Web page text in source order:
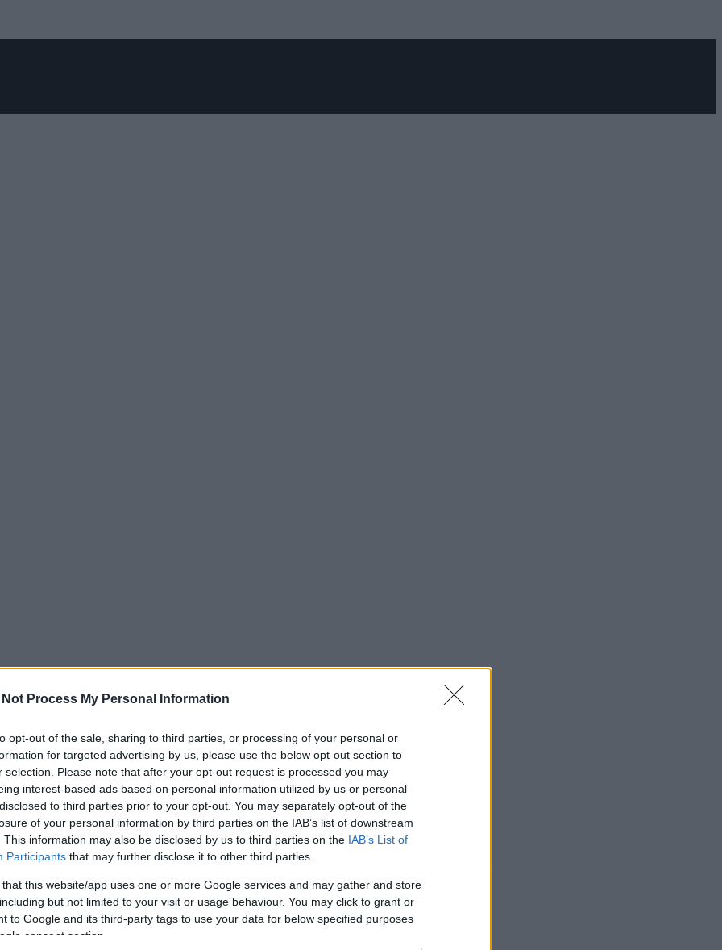
Not Process My Personal Information
opt-out of the sale, sharing to third parties, or processing of your personal or
for targeted advertising by us, please use the below opt-out section to
selection. Please note that after your opt-out request is processed you may
interest-based ads based on personal information utilized by us or personal
to third parties prior to your opt-out. You may separately opt-out of the
of your personal information by third parties on the IAB’s list of downstream
This information may also be disclosed by us to third parties on the IAB’s List of
Participants that may further disclose it to other third parties.
that this website/app uses one or more Google services and may gather and store
but not limited to your visit or usage behaviour. You may click to grant or
to Google and its third-party tags to use your data for below specified purposes
consent section.